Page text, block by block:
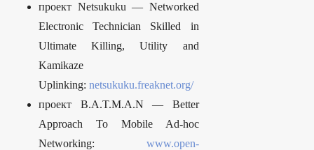
проект Netsukuku — Networked
Electronic Technician Skilled in
Ultimate Killing, Utility and
Kamikaze
Uplinking: netsukuku.freaknet.org/
проект B.A.T.M.A.N — Better
Approach To Mobile Ad-hoc
Networking:
www.open-